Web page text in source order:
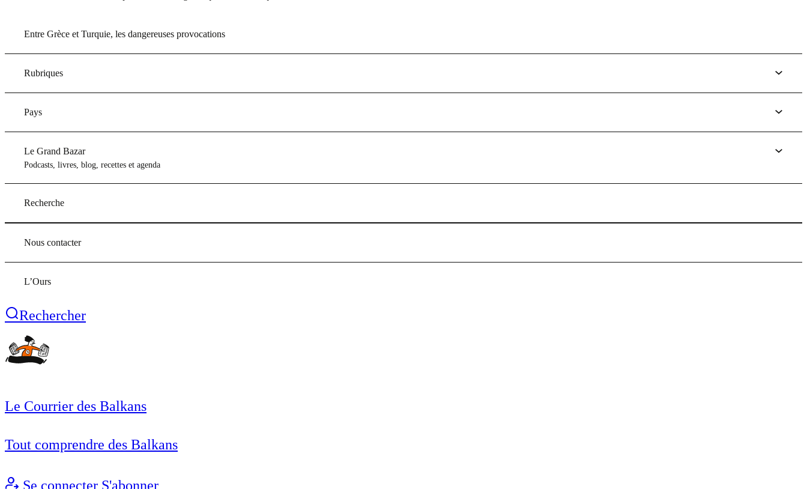
Entre Grèce et Turquie, les dangereuses provocations
Rubriques
Pays
Le Grand Bazar
Podcasts, livres, blog, recettes et agenda
Recherche
Nous contacter
L’Ours
Rechercher
Le Courrier des Balkans
Tout comprendre des Balkans
Se connecter S'abonner